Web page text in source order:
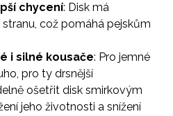
chycení: Disk má
což pomáhá pejskům
i silné kousače: Pro jemné
pro ty drsnější
ošetřit disk smirkovým
jeho životnosti a snížení